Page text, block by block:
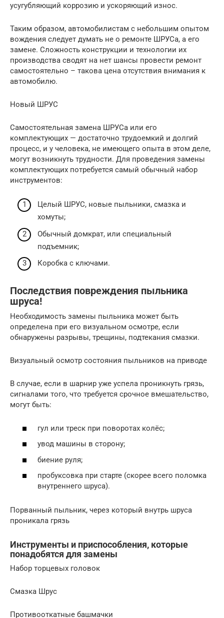
усугубляющий коррозию и ускоряющий износ.
Таким образом, автомобилистам с небольшим опытом
вождения следует думать не о ремонте ШРУСа, а его
замене. Сложность конструкции и технологии их
производства сводят на нет шансы провести ремонт
самостоятельно – такова цена отсутствия внимания к
автомобилю.
Новый ШРУС
Самостоятельная замена ШРУСа или его
комплектующих — достаточно трудоемкий и долгий
процесс, и у человека, не имеющего опыта в этом деле,
могут возникнуть трудности. Для проведения замены
комплектующих потребуется самый обычный набор
инструментов:
Целый ШРУС, новые пыльники, смазка и
хомуты;
Обычный домкрат, или специальный
подъемник;
Коробка с ключами.
Последствия повреждения пыльника
шруса!
Необходимость замены пыльника может быть
определена при его визуальном осмотре, если
обнаружены разрывы, трещины, подтекания смазки.
Визуальный осмотр состояния пыльников на приводе
В случае, если в шарнир уже успела проникнуть грязь,
сигналами того, что требуется срочное вмешательство,
могут быть:
гул или треск при поворотах колёс;
увод машины в сторону;
биение руля;
пробуксовка при старте (скорее всего поломка
внутреннего шруса).
Порванный пыльник, через который внутрь шруса
проникала грязь
Инструменты и приспособления, которые
понадобятся для замены
Набор торцевых головок
Смазка Шрус
Противооткатные башмачки